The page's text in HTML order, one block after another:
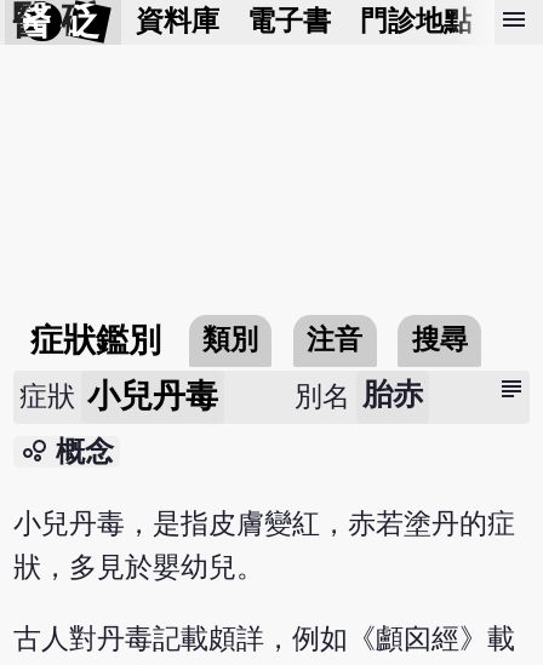
醫 砭 資料庫 電子書 門診地點 預
menu
症狀鑑別 類別 注音 搜尋
subject
症狀 小兒丹毒 別名 胎赤
bubble_chart 概念
小兒丹毒，是指皮膚變紅，赤若塗丹的症
狀，多見於嬰幼兒。
古人對丹毒記載頗詳，例如《顱囟經》載